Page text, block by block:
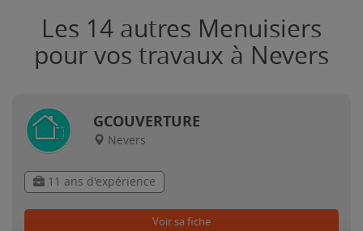
Les 14 autres Menuisiers
pour vos travaux à Nevers
GCOUVERTURE
Nevers
11 ans d'expérience
Voir sa fiche